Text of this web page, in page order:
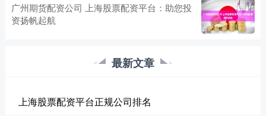
广州期货配资公司 上海股票配资平台：助您投
资扬帆起航
最新文章
上海股票配资平台正规公司排名